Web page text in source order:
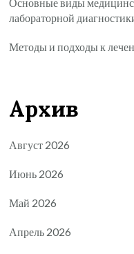
Основные виды
лабораторной
Методы и подходы к
Архив
Август 2026
Июнь 2026
Май 2026
Апрель 2026